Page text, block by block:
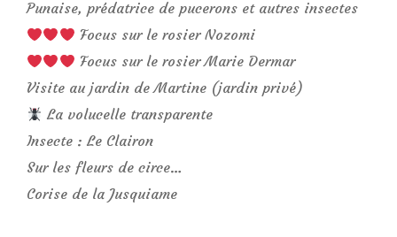
Punaise, prédatrice de pucerons et autres insectes
Focus sur le rosier Nozomi
Focus sur le rosier Marie Dermar
Visite au jardin de Martine (jardin privé)
La volucelle transparente
Insecte : Le Clairon
Sur les fleurs de circe…
Corise de la Jusquiame